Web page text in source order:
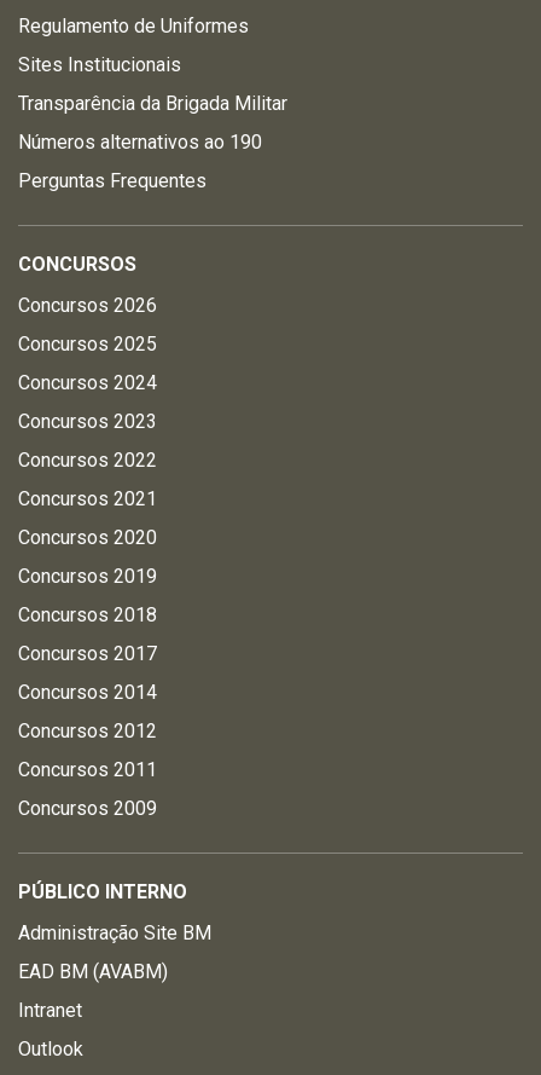
Regulamento de Uniformes
Sites Institucionais
Transparência da Brigada Militar
Números alternativos ao 190
Perguntas Frequentes
CONCURSOS
Concursos 2026
Concursos 2025
Concursos 2024
Concursos 2023
Concursos 2022
Concursos 2021
Concursos 2020
Concursos 2019
Concursos 2018
Concursos 2017
Concursos 2014
Concursos 2012
Concursos 2011
Concursos 2009
PÚBLICO INTERNO
Administração Site BM
EAD BM (AVABM)
Intranet
Outlook